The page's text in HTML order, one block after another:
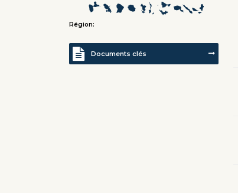
Région:
Documents clés